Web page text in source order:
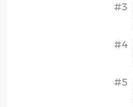
#3
#4
#5